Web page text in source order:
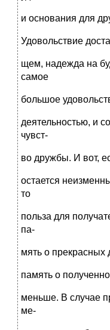
и основания для
Удовольствие
щем, надежда на
самое
большое
деятельностью, и
чувст-
во дружбы. И вот,
остается
то
польза для
па-
мять о прекрасных
память о
меньше. В случае
ме-